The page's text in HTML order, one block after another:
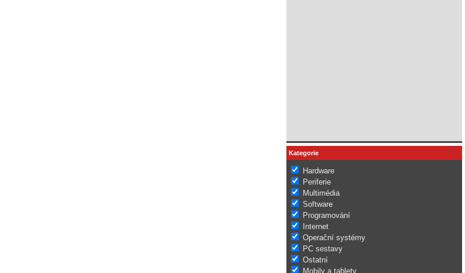
Kategorie
Hardware
Periferie
Multimédia
Software
Programování
Internet
Operační systémy
PC sestavy
Ostatní
Mobily a tablety